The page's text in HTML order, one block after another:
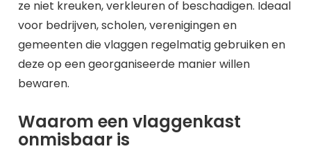
ze niet kreuken, verkleuren of beschadigen. Ideaal
voor bedrijven, scholen, verenigingen en
gemeenten die vlaggen regelmatig gebruiken en
deze op een georganiseerde manier willen
bewaren.
Waarom een vlaggenkast
onmisbaar is